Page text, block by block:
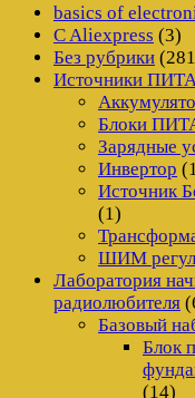
basics of
C Aliexpress (3)
Без рубрики
Источники
Блоки
Зарядные
Инвертор
Источник
(1)
ШИМ
Лаборатория
радиолюбителя
Базовый
Блок
(14)